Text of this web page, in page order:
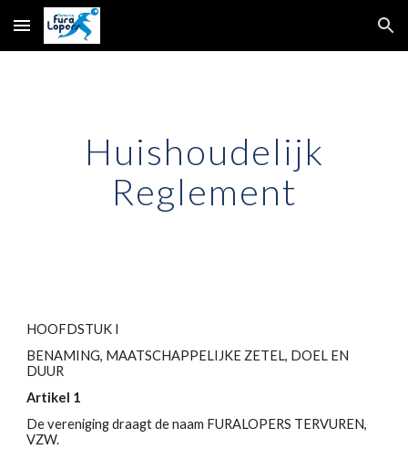
Skip to main content Skip to navigation
Huishoudelijk
Reglement
HOOFDSTUK I
BENAMING, MAATSCHAPPELIJKE ZETEL, DOEL EN
DUUR
Artikel 1
De vereniging draagt de naam FURALOPERS TERVUREN,
VZW.